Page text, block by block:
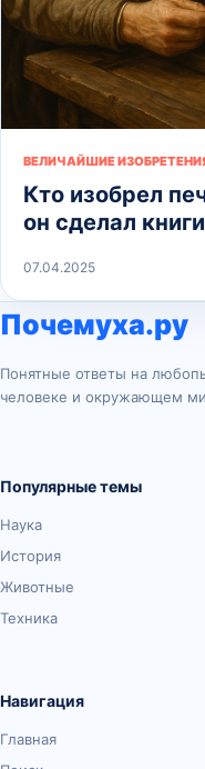
ВЕЛИЧАЙШИЕ
Кто изобрел
он сделал
07.04.2025
Почемуха.ру
Понятные ответы на
человеке и окружающем
Популярные темы
Наука
История
Животные
Техника
Навигация
Главная